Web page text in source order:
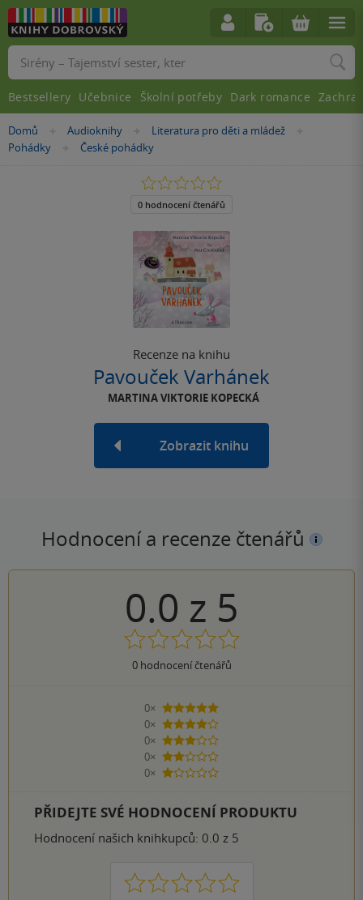
Nacházíte
se
Domů »Audioknihy »Literatura pro děti a mládež
Pohádky »
České pohádky
Recenze na knihu
Pavouček Varhánek
MARTINA VIKTORIE KOPECKÁ
Zobrazit knihu
0.0
z
5
0 hodnocení čtenářů
Hodnocení a recenze čtenářů
0.0 z 5
0hodnocení čtenářů
0×
5 hvězdiček
0×
4 hvězdičky
0×
3 hvězdičky
0×
2 hvězdičky
0×
1 hvezdička
PŘIDEJTE SVÉ HODNOCENÍ PRODUKTU
Hodnocení našich knihkupců: 0.0 z 5
1 2 3 4 5
Vyhledávání
Bestsellery Učebnice Školní potřeby Dark romance